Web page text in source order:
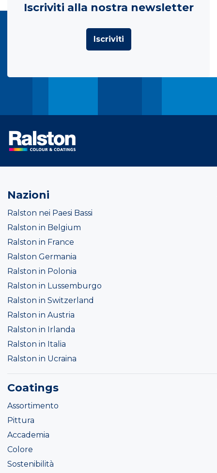
Iscriviti alla nostra newsletter
Iscriviti
Nazioni
Ralston nei Paesi Bassi
Ralston in Belgium
Ralston in France
Ralston Germania
Ralston in Polonia
Ralston in Lussemburgo
Ralston in Switzerland
Ralston in Austria
Ralston in Irlanda
Ralston in Italia
Ralston in Ucraina
Coatings
Assortimento
Pittura
Accademia
Colore
Sostenibilità